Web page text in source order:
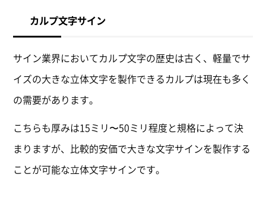
カルプ文字サイン
サイン業界においてカルプ文字の歴史は古く、軽量でサ
イズの大きな立体文字を製作できるカルプは現在も多く
の需要があります。
こちらも厚みは15ミリ〜50ミリ程度と規格によって決
まりますが、比較的安価で大きな文字サインを製作する
ことが可能な立体文字サインです。